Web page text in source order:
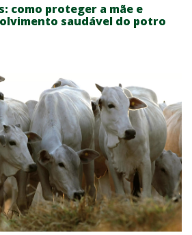
como proteger a mãe e
saudável do potro